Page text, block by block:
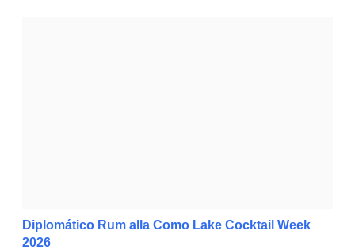
Diplomático Rum alla Como Lake Cocktail Week
2026